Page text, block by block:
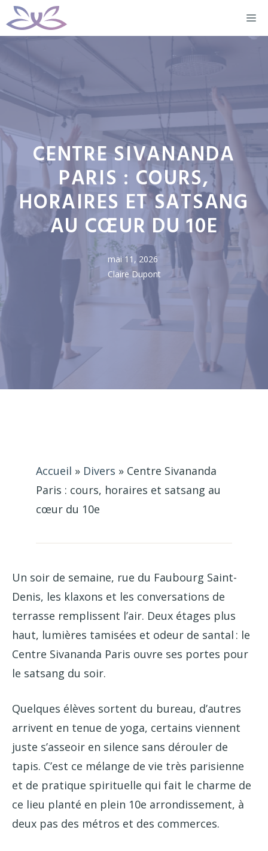
Aller
au
CENTRE SIVANANDA
PARIS : COURS,
HORAIRES ET SATSANG
AU CŒUR DU 10E
mai 11, 2026
Claire Dupont
Accueil » Divers » Centre Sivananda
Paris : cours, horaires et satsang au
cœur du 10e
Un soir de semaine, rue du Faubourg Saint-
Denis, les klaxons et les conversations de
terrasse remplissent l’air. Deux étages plus
haut, lumières tamisées et odeur de santal : le
Centre Sivananda Paris ouvre ses portes pour
le satsang du soir.
Quelques élèves sortent du bureau, d’autres
arrivent en tenue de yoga, certains viennent
juste s’asseoir en silence sans dérouler de
tapis. C’est ce mélange de vie très parisienne
et de pratique spirituelle qui fait le charme de
ce lieu planté en plein 10e arrondissement, à
deux pas des métros et des commerces.